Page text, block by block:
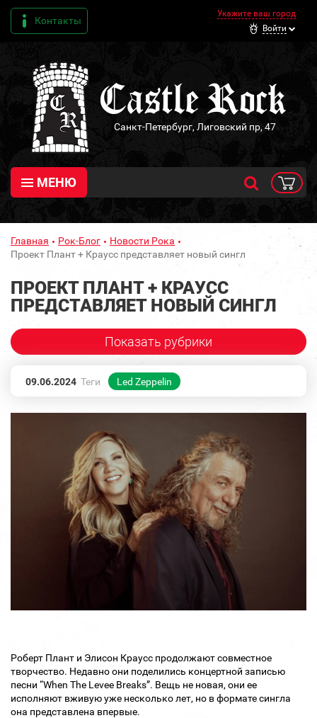
Контакты
Укажите ваш город
Войти
Санкт-Петербург, Лиговский пр, 47
МЕНЮ
Главная Рок-Блог
Новости Рока
Проект Плант + Краусс представляет новый сингл
ПРОЕКТ ПЛАНТ + КРАУСС
ПРЕДСТАВЛЯЕТ НОВЫЙ СИНГЛ
Показать рубрики
09.06.2024 Теги Led Zeppelin
Роберт Плант и Элисон Краусс продолжают совместное
творчество. Недавно они поделились концертной записью
песни “When The Levee Breaks”. Вещь не новая, они ее
исполняют вживую уже несколько лет, но в формате сингла
она представлена впервые.